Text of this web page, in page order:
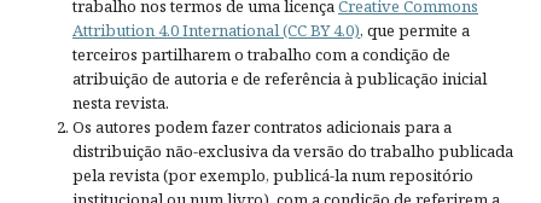
trabalho nos termos de uma licença Creative Commons
Attribution 4.0 International (CC BY 4.0), que permite a
terceiros partilharem o trabalho com a condição de
atribuição de autoria e de referência à publicação inicial
nesta revista.
Os autores podem fazer contratos adicionais para a
distribuição não-exclusiva da versão do trabalho publicada
pela revista (por exemplo, publicá-la num repositório